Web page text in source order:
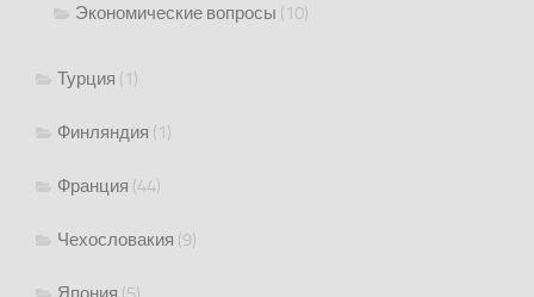
Экономические вопросы (10)
Турция (1)
Финляндия (1)
Франция (44)
Чехословакия (9)